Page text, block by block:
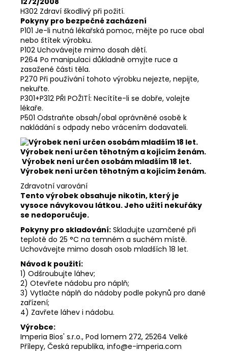
H302 Zdraví škodlivý při požití.
Pokyny pro bezpečné zacházení
P101 Je-li nutná lékařská pomoc, mějte po ruce obal
nebo štítek výrobku.
P102 Uchovávejte mimo dosah dětí.
P264 Po manipulaci důkladně omyjte ruce a
zasažené části těla.
P270 Při používání tohoto výrobku nejezte, nepijte,
nekuřte.
P301+P312 PŘI POŽITÍ: Necítíte-li se dobře, volejte
lékaře.
P501 Odstraňte obsah/obal oprávněné osobě k
nakládání s odpady nebo vrácením dodavateli.
Výrobek není určen osobám mladším 18 let.
Výrobek není určen těhotným a kojícím ženám.
Zdravotní varování
Tento výrobek obsahuje nikotin, který je
vysoce návykovou látkou. Jeho užití nekuřáky
se nedoporučuje.
Pokyny pro skladování: Skladujte uzamčené při
teplotě do 25 °C na temném a suchém místě.
Uchovávejte mimo dosah osob mladších 18 let.
Návod k použití:
1) Odšroubujte láhev;
2) Otevřete nádobu pro náplň;
3) Vytlačte náplň do nádoby podle pokynů pro dané
zařízení;
4) Zavřete láhev i nádobu.
Výrobce:
Imperia Bios' s.r.o., Pod lomem 272, 25264 Velké
Přílepy, Česká republika, info@e-imperia.com